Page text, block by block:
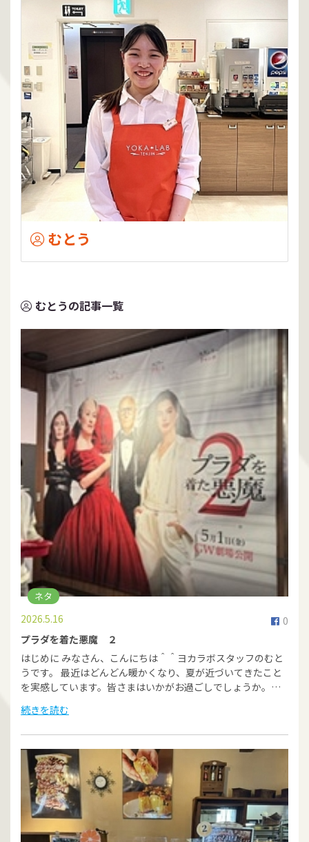
むとう
むとうの記事一覧
ネタ
0
2026.5.16
プラダを着た悪魔 ２
はじめに みなさん、こんにちは＾＾ヨカラボスタッフのむと
うです。 最近はどんどん暖かくなり、夏が近づいてきたこと
を実感しています。皆さまはいかがお過ごしでしょうか。…
続きを読む